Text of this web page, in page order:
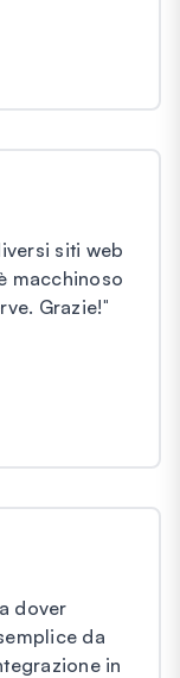
siti web
macchinoso
Grazie!"
dover
da
in